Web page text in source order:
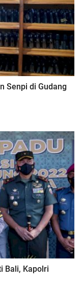
Senpi di Gudang
Bali, Kapolri